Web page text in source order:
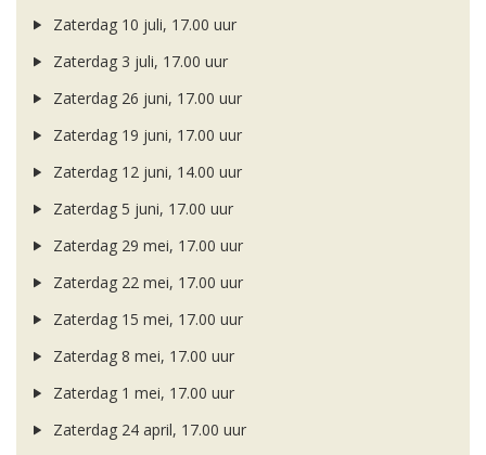
Zaterdag 10 juli, 17.00 uur
Zaterdag 3 juli, 17.00 uur
Zaterdag 26 juni, 17.00 uur
Zaterdag 19 juni, 17.00 uur
Zaterdag 12 juni, 14.00 uur
Zaterdag 5 juni, 17.00 uur
Zaterdag 29 mei, 17.00 uur
Zaterdag 22 mei, 17.00 uur
Zaterdag 15 mei, 17.00 uur
Zaterdag 8 mei, 17.00 uur
Zaterdag 1 mei, 17.00 uur
Zaterdag 24 april, 17.00 uur